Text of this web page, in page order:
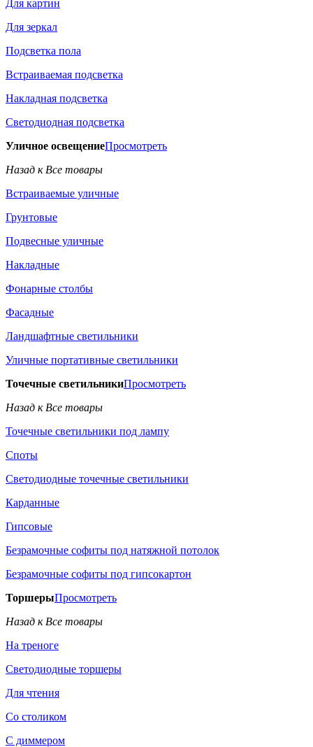
Для картин
Для зеркал
Подсветка пола
Встраиваемая подсветка
Накладная подсветка
Светодиодная подсветка
Уличное освещениеПросмотреть
Назад к Все товары
Встраиваемые уличные
Грунтовые
Подвесные уличные
Накладные
Фонарные столбы
Фасадные
Ландшафтные светильники
Уличные портативные светильники
Точечные светильникиПросмотреть
Назад к Все товары
Точечные светильники под лампу
Споты
Светодиодные точечные светильники
Карданные
Гипсовые
Безрамочные софиты под натяжной потолок
Безрамочные софиты под гипсокартон
ТоршерыПросмотреть
Назад к Все товары
На треноге
Светодиодные торшеры
Для чтения
Со столиком
С диммером